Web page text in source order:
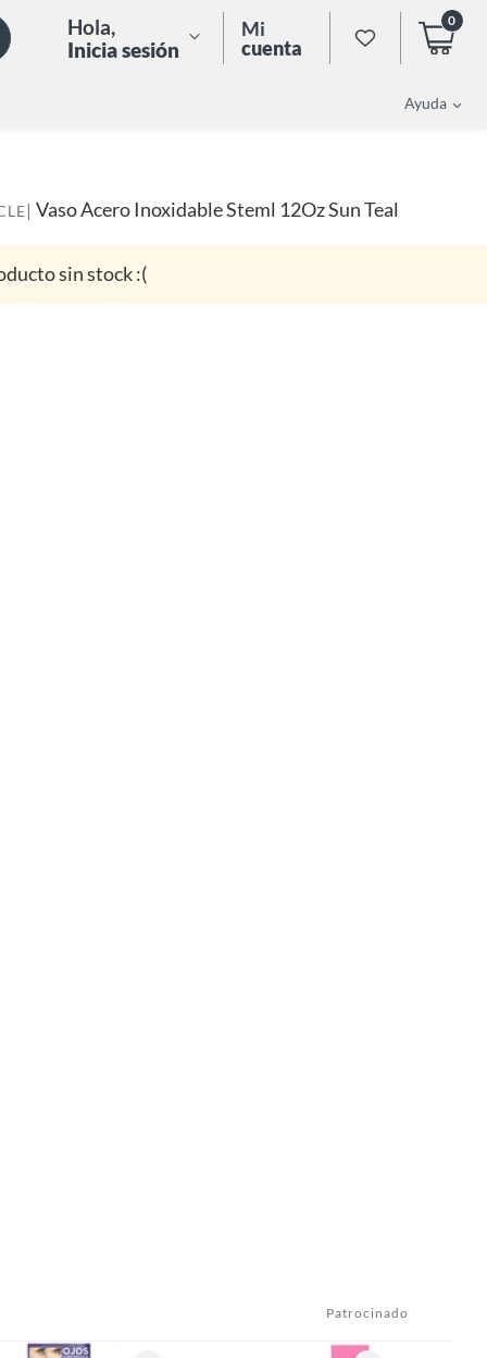
Hola,
Inicia sesión
Mi
cuenta
0
Ayuda
| Vaso Acero Inoxidable Steml 12Oz Sun Teal
sin stock :(
Patrocinado